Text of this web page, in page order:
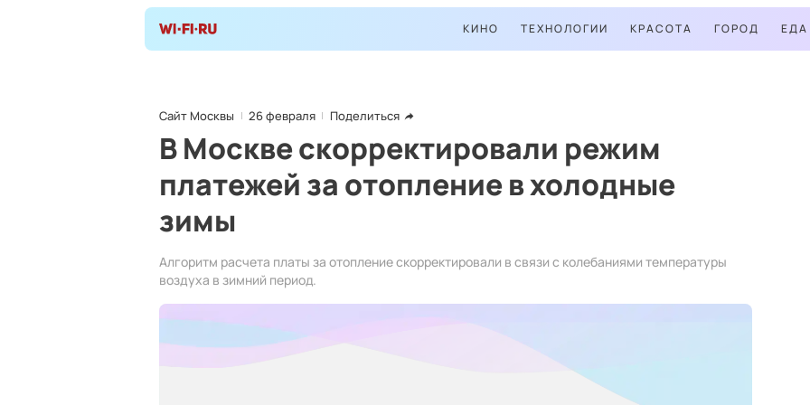
КИНО ТЕХНОЛОГИИ КРАСОТА ГОРОД ЕДА
Сайт Москвы 26 февраля Поделиться
В Москве скорректировали режим
платежей за отопление в холодные
зимы
Алгоритм расчета платы за отопление скорректировали в связи с колебаниями температуры
воздуха в зимний период.